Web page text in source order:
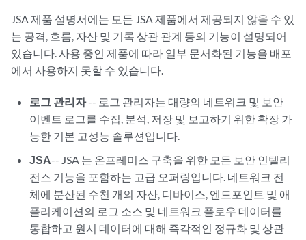
JSA제품 설명서에는 모든 JSA 제품에서 제공되지 않을 수 있
는 공격, 흐름, 자산 및 기록 상관 관계 등의 기능이 설명되어
있습니다. 사용 중인 제품에 따라 일부 문서화된 기능을 배포
에서 사용하지 못할 수 있습니다.
로그 관리자-- 로그 관리자는 대량의 네트워크 및 보안
이벤트 로그를 수집, 분석, 저장 및 보고하기 위한 확장 가
능한 기본 고성능 솔루션입니다.
JSA-- JSA 는 온프레미스 구축을 위한 모든 보안 인텔리
전스 기능을 포함하는 고급 오퍼링입니다. 네트워크 전
체에 분산된 수천 개의 자산, 디바이스, 엔드포인트 및 애
플리케이션의 로그 소스 및 네트워크 플로우 데이터를
통합하고 원시 데이터에 대해 즉각적인 정규화 및 상관